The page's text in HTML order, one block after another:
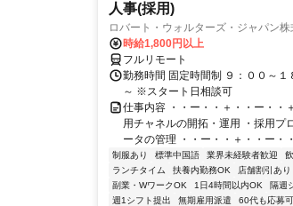
人事(採用)
ロバート・ウォルターズ・ジャパン
時給1,800円以上
フルリモート
勤務時間 固定時間制 ９：００～
～ ※スタート日相談可
仕事内容 ・・ー・・＋・・ー・
用チャネルの開拓・運用 ・採用プ
ータの管理 ・・ー・・＋・・ー・
制服あり 標準中国語 業界未経験者歓迎
ランチタイム
扶養内勤務OK 店舗割引あり
副業・WワークOK
1日4時間以内OK 隔週
週1シフト提出
無期雇用派遣 60代も応募可